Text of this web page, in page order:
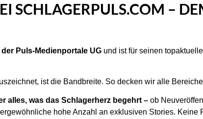
SCHLAGERPULS.COM –
Puls-Medienportale UG und ist für seinen
ist die Bandbreite. So decken wir alle
alles, was das Schlagerherz begehrt – ob
hohe Anzahl an exklusiven Stories. Keine